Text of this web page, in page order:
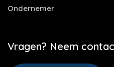
Ondernemer
Vragen? Neem